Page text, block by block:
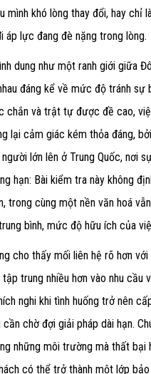
mình khó lòng thay đổi, hay
áp lực đang đè nặng trong lòng.
dung như một ranh giới giữa
đáng kể về mức độ tránh
chắn và trật tự được đề cao,
lại cảm giác kém thỏa đáng,
lớn lên ở Trung Quốc, nơi
hạn: Bài kiểm tra này không
trong cùng một nền văn hoá
bình, mức độ hữu ích của
cho thấy mối liên hệ rõ hơn
trung nhiều hơn vào nhu
nghi khi tình huống trở nên
cần chờ đợi giải pháp dài hạn.
những môi trường mà thất
có thể trở thành một lớp